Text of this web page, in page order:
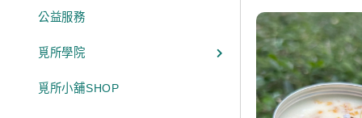
公益服務
覓所學院
覓所小舖SHOP